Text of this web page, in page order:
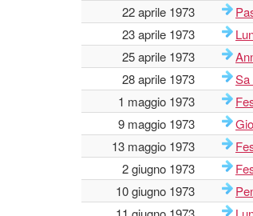
22 aprile 1973
23 aprile 1973
25 aprile 1973
28 aprile 1973
Sa
1 maggio 1973
9 maggio 1973
13 maggio 1973
2 giugno 1973
10 giugno 1973